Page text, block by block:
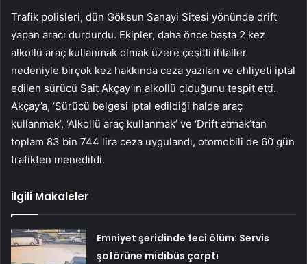
Trafik polisleri, dün Göksun Sanayi Sitesi yönünde drift
yapan aracı durdurdu. Ekipler, daha önce başta 2 kez
alkollü araç kullanmak olmak üzere çeşitli ihlaller
nedeniyle birçok kez hakkında ceza yazılan ve ehliyeti iptal
edilen sürücü Sait Akçay’ın alkollü olduğunu tespit etti.
Akçay’a, ‘Sürücü belgesi iptal edildiği halde araç
kullanmak’, ‘Alkollü araç kullanmak’ ve ‘Drift atmak’tan
toplam 83 bin 744 lira ceza uygulandı, otomobili de 60 gün
trafikten menedildi.
İlgili Makaleler
Emniyet şeridinde feci ölüm: Servis
şoförüne midibüs çarptı